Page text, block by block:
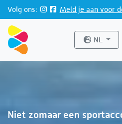
Direct naar de inhoud van de pagina
Volg ons: Meld je aan voor
Website taal
NL
Niet zomaar een